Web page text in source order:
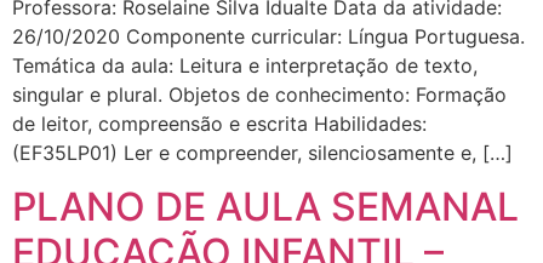
Professora: Roselaine Silva Idualte Data da atividade:
26/10/2020 Componente curricular: Língua Portuguesa.
Temática da aula: Leitura e interpretação de texto,
singular e plural. Objetos de conhecimento: Formação
de leitor, compreensão e escrita Habilidades:
(EF35LP01) Ler e compreender, silenciosamente e, […]
PLANO DE AULA SEMANAL
EDUCAÇÃO INFANTIL –